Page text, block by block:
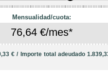
Mensualidad/cuota:
76,64 €/mes*
€ / Importe total adeudado